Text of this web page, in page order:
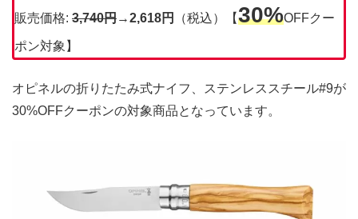
販売価格: 3,740円→2,618円 （税込）【30%OFFクー
ポン対象】
オピネルの折りたたみ式ナイフ、ステンレススチール#9が
30%OFFクーポンの対象商品となっています。